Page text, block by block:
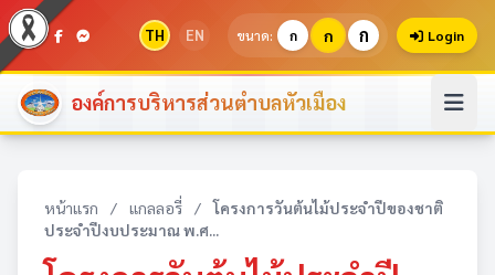
TH EN ขนาด: ก ก ก Login
องค์การบริหารส่วนตำบลหัวเมือง
หน้าแรก / แกลลอรี่ /
โครงการวันต้นไม้ประจำปีของชาติ
ประจำปีงบประมาณ พ.ศ...